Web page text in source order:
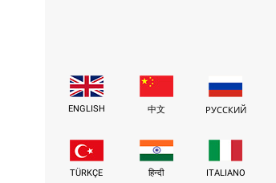
ENGLISH 中文 РУССКИЙ
TÜRKÇE हिन्दी ITALIANO